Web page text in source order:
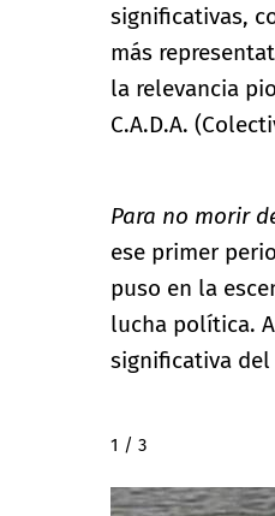
significativas,
más
la relevancia
C.A.D.A.
Para no morir
ese primer
puso en la
lucha política.
significativa
2 / 3